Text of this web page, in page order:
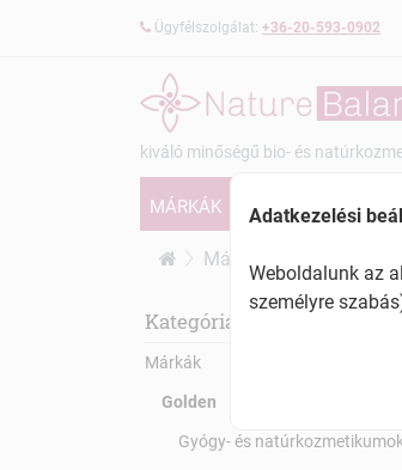
Ügyfélszolgálat: +36-20-593-0902
kiváló minőségű bio- és
MÁRKÁK GYÓGY- ÉS
Márkák
Kategóriák:
Márkák
Golden
Gyógy- és
Adatkezelési
Weboldalunk az
személyre